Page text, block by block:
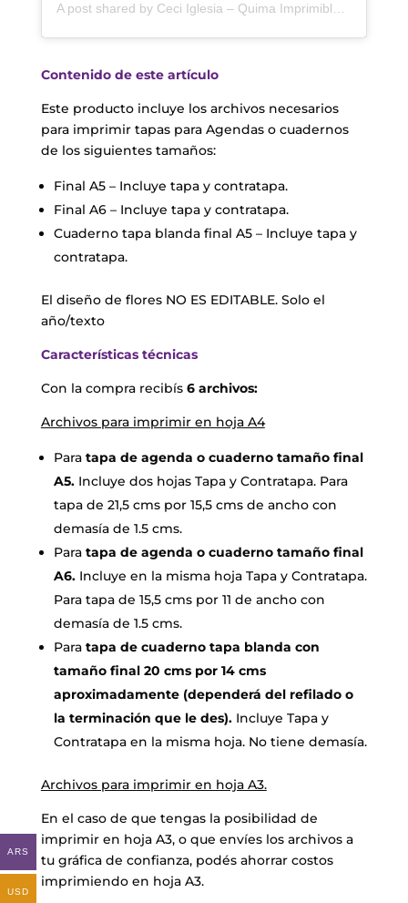
A post shared by Ceci Iglesia – Quima Imprimibles® (@quimaimprimibles)
Contenido de este artículo
Este producto incluye los archivos necesarios
para imprimir tapas para Agendas o cuadernos
de los siguientes tamaños:
Final A5 – Incluye tapa y contratapa.
Final A6 – Incluye tapa y contratapa.
Cuaderno tapa blanda final A5 – Incluye tapa y
contratapa.
El diseño de flores NO ES EDITABLE. Solo el
año/texto
Características técnicas
Con la compra recibís 6 archivos:
Archivos para imprimir en hoja A4
Para tapa de agenda o cuaderno tamaño final
A5. Incluye dos hojas Tapa y Contratapa. Para
tapa de 21,5 cms por 15,5 cms de ancho con
demasía de 1.5 cms.
Para tapa de agenda o cuaderno tamaño final
A6. Incluye en la misma hoja Tapa y Contratapa.
Para tapa de 15,5 cms por 11 de ancho con
demasía de 1.5 cms.
Para tapa de cuaderno tapa blanda con
tamaño final 20 cms por 14 cms
aproximadamente (dependerá del refilado o
la terminación que le des). Incluye Tapa y
Contratapa en la misma hoja. No tiene demasía.
Archivos para imprimir en hoja A3.
En el caso de que tengas la posibilidad de
imprimir en hoja A3, o que envíes los archivos a
tu gráfica de confianza, podés ahorrar costos
imprimiendo en hoja A3.
ARS
USD